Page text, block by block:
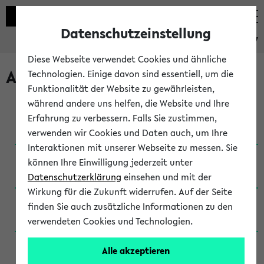
eKVV
Archivierte Studiengänge
Anglistik: British and American Studies / B.A.
(Einschreibung bis WiSe 16/17)
Anglistik: British and American Studies / B.A.
(Einschreibung bis SoSe 2015)
Anglistik: British and American Studies / B.A.
(Einschreibung bis SoSe 2013)
Anglistik: British and American Studies / Ba
(Einschreibung bis SoSe 2011)
Datenschutzeinstellung
Diese Webseite verwendet Cookies und ähnliche
Technologien. Einige davon sind essentiell, um die
Funktionalität der Website zu gewährleisten,
während andere uns helfen, die Website und Ihre
Erfahrung zu verbessern. Falls Sie zustimmen,
verwenden wir Cookies und Daten auch, um Ihre
Interaktionen mit unserer Webseite zu messen. Sie
können Ihre Einwilligung jederzeit unter
Datenschutzerklärung einsehen und mit der
Wirkung für die Zukunft widerrufen. Auf der Seite
finden Sie auch zusätzliche Informationen zu den
verwendeten Cookies und Technologien.
Alle akzeptieren